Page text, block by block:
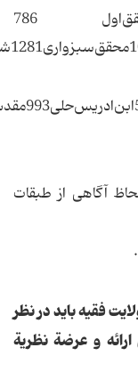
‌‌598ابن‌زهره‌حسینی‌‌676 حلی‌محقق‌اول‌ ‌‌786
آگاهی‌ از طبقات‌
فقیه‌ باید در نظر
و عرضة‌ نظریة‌